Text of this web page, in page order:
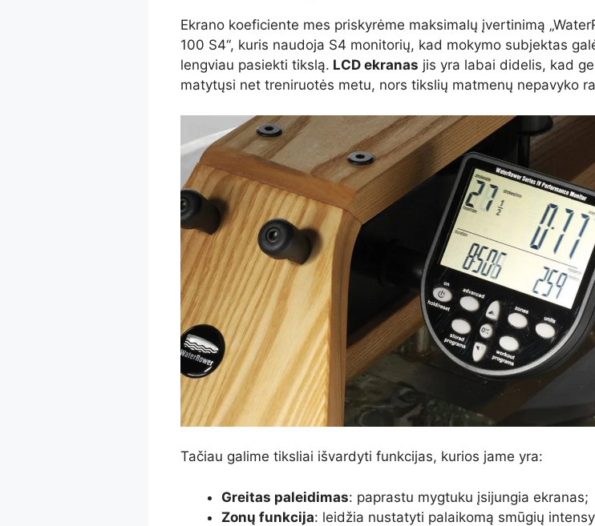
Ekrano koeficiente mes priskyrėme maksimalų įvertinimą
100 S4“, kuris naudoja S4 monitorių, kad mokymo subjektas
lengviau pasiekti tikslą. LCD ekranas jis yra labai didelis, kad
matytųsi net treniruotės metu, nors tikslių matmenų nepavyko
Tačiau galime tiksliai išvardyti funkcijas, kurios jame yra:
Greitas paleidimas: paprastu mygtuku įsijungia ekranas;
Zonų funkcija: leidžia nustatyti palaikomą smūgių